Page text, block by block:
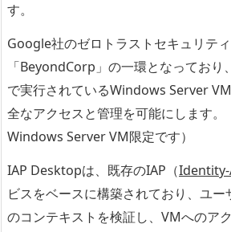
す。
Google社のゼロトラストセキュリテ
「BeyondCorp」の一環となってお
で実行されているWindows Server
全なアクセスと管理を可能にします。
Windows Server VM限定です）
IAP Desktopは、既存のIAP（
ビスをベースに構築されており、ユー
のコンテキストを検証し、VMへのア